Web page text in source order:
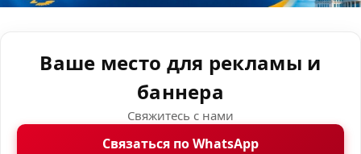
Ваше место для рекламы и
баннера
Свяжитесь с нами
Связаться по WhatsApp